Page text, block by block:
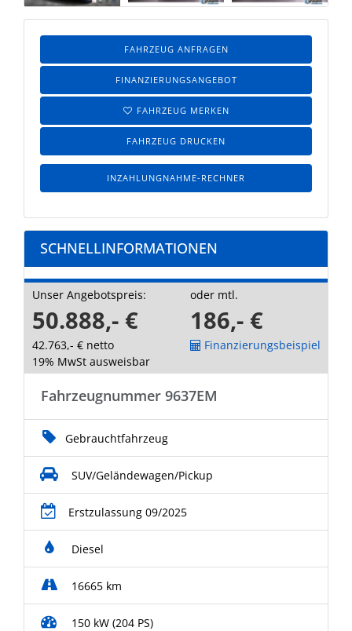
FAHRZEUG ANFRAGEN
FINANZIERUNGSANGEBOT
FAHRZEUG MERKEN
FAHRZEUG DRUCKEN
INZAHLUNGNAHME-RECHNER
SCHNELLINFORMATIONEN
Unser Angebotspreis:
50.888,- €
42.763,- € netto
19% MwSt ausweisbar
oder mtl.
186,- €
Finanzierungsbeispiel
Fahrzeugnummer 9637EM
Gebrauchtfahrzeug
SUV/Geländewagen/Pickup
Erstzulassung 09/2025
Diesel
16665 km
150 kW (204 PS)